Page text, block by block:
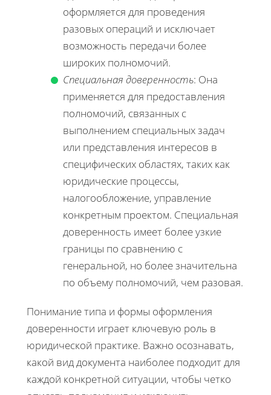
оформляется для проведения
разовых операций и исключает
возможность передачи более
широких полномочий.
Специальная доверенность: Она
применяется для предоставления
полномочий, связанных с
выполнением специальных задач
или представления интересов в
специфических областях, таких как
юридические процессы,
налогообложение, управление
конкретным проектом. Специальная
доверенность имеет более узкие
границы по сравнению с
генеральной, но более значительна
по объему полномочий, чем разовая.
Понимание типа и формы оформления
доверенности играет ключевую роль в
юридической практике. Важно осознавать,
какой вид документа наиболее подходит для
каждой конкретной ситуации, чтобы четко